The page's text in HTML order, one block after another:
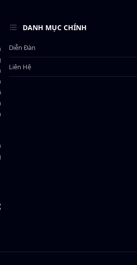
DANH MỤC CHÍNH
Diễn Đàn
Liên Hệ